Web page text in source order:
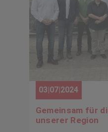
03|07|2024
Gemeinsam für
unserer Region